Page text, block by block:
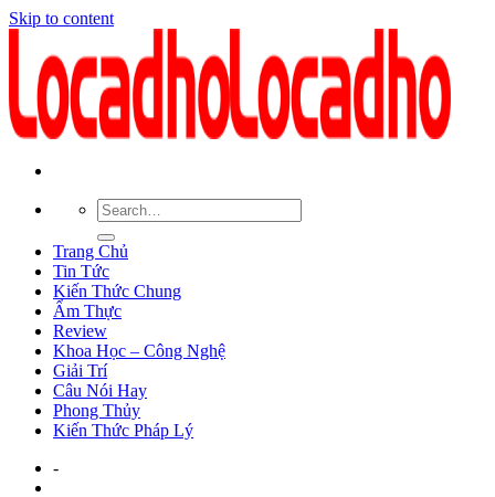
Skip to content
Trang Chủ
Tin Tức
Kiến Thức Chung
Ẩm Thực
Review
Khoa Học – Công Nghệ
Giải Trí
Câu Nói Hay
Phong Thủy
Kiến Thức Pháp Lý
-